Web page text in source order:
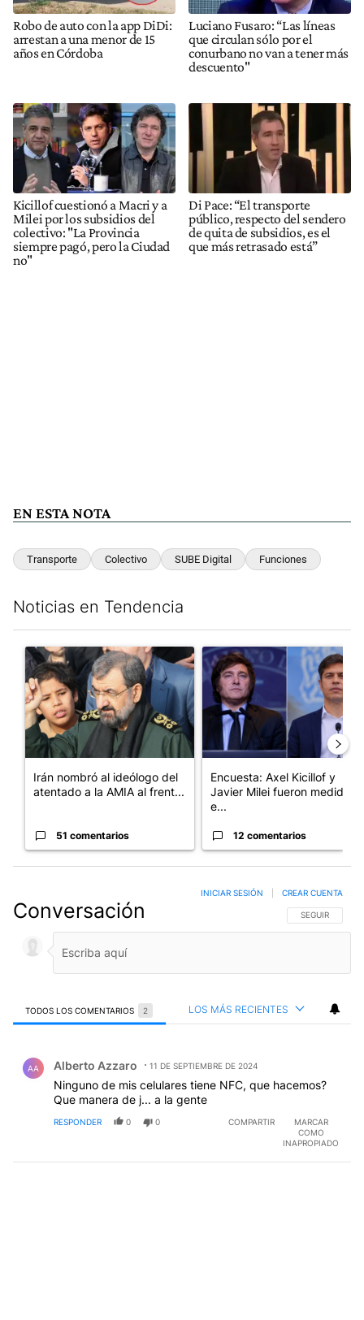
Robo de auto con la app DiDi:
arrestan a una menor de 15
años en Córdoba
Luciano Fusaro: “Las líneas
que circulan sólo por el
conurbano no van a tener más
descuento"
Kicillof cuestionó a Macri y a
Milei por los subsidios del
colectivo: "La Provincia
siempre pagó, pero la Ciudad
no"
Di Pace: “El transporte
público, respecto del sendero
de quita de subsidios, es el
que más retrasado está”
EN ESTA NOTA
Transporte Colectivo SUBE Digital Funciones
Noticias en Tendencia
Un artículo de tendencia con el título "Irán nombró al ideólogo
Irán nombró al ideólogo del
atentado a la AMIA al frent...
51 comentarios
Un artículo de tendencia con
Encuesta: Axel Kicillof y
Javier Milei fueron medidos
e...
12 comentarios
Conversación SIGA ESTA
SEGUIR
INICIAR SESIÓN CREAR CUENTA
TODOS LOS COMENTARIOS 2 LOS MÁS RECIENTES
AA Alberto Azzaro 11 DE SEPTIEMBRE DE 2024
Ninguno de mis celulares tiene NFC, que hacemos?
Que manera de j... a la gente
RESPONDER 0 0 COMPARTIR
MARCAR
COMO
INAPROPIADO